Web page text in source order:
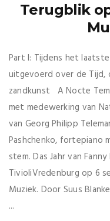
Terugblik
Part I: Tijdens het
uitgevoerd over de Tijd,
zandkunst A Nocte
met medewerking van
van Georg Philipp
Pashchenko, fortepiano
stem. Das Jahr van
TivioliVredenburg op 6
Muziek. Door Suus
...